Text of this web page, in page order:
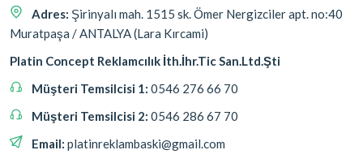
Adres: Şirinyalı mah. 1515 sk. Ömer Nergizciler apt. no:40
Muratpaşa / ANTALYA (Lara Kırcami)
Platin Concept Reklamcılık İth.İhr.Tic San.Ltd.Şti
Müşteri Temsilcisi 1: 0546 276 66 70
Müşteri Temsilcisi 2: 0546 286 67 70
Email: platinreklambaski@gmail.com